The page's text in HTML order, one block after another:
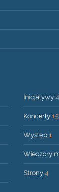
Inicjatywy 4
Koncerty 15
Występ 1
Wieczory
Strony 4